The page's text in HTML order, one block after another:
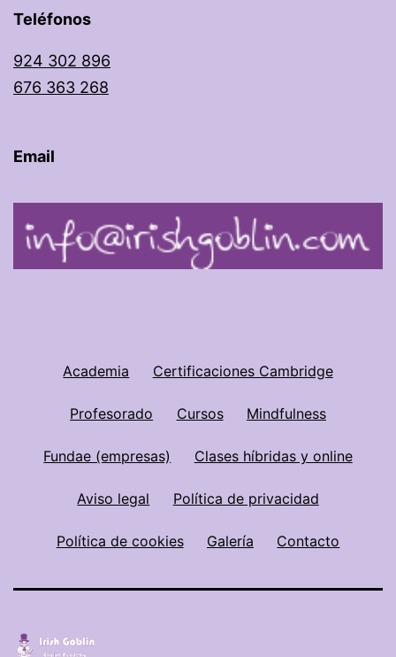
Teléfonos
924 302 896
676 363 268
Email
Academia Certificaciones Cambridge
Profesorado Cursos Mindfulness
Fundae (empresas) Clases híbridas y online
Aviso legal Política de privacidad
Política de cookies Galería Contacto